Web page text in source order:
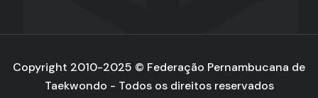
Copyright 2010-2025 © Federação Pernambucana de
Taekwondo - Todos os direitos reservados